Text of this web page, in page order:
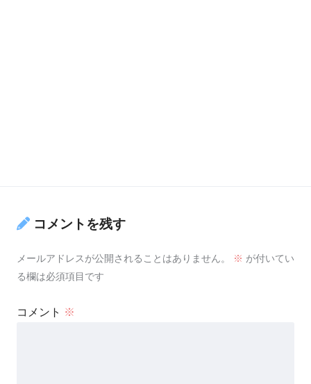
コメントを残す
メールアドレスが公開されることはありません。 ※ が付いてい
る欄は必須項目です
コメント ※